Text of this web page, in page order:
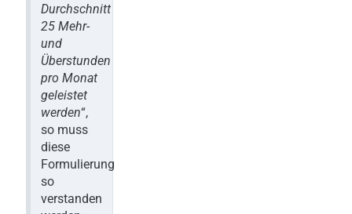
Durchschnitt
25 Mehr-
und
Überstunden
pro Monat
geleistet
werden“,
so muss
diese
Formulierung
so
verstanden